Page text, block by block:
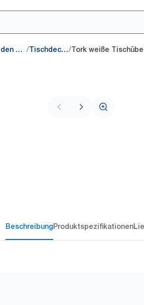
Produkte für den Tisch / Tischdecken/
BeschreibungProduktspezifikationen